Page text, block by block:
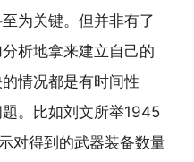
为关键。但并非有了
析地拿来建立自己的
情况都是有时间性
。比如刘文所举1945
对得到的武器装备数量